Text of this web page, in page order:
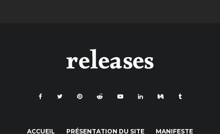
ACCUEIL PRÉSENTATION DU SITE MANIFESTE